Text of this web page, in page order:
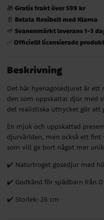
🎁 Gratis frakt över 599 kr
📄 Betala flexibelt med Klarna
🌱 Svanenmärkt leverans 1-3
✅ Officiellt licensierade
Beskrivning
Det här hyenagosedjuret är
den som uppskattar djur med
det realistiska uttrycket gör att
En mjuk och uppskattad
djurvärlden, men också ett
som vill ge bort något mer
✔️ Naturtroget gosedjur med
✔️ Godkänd för spädbarn från
✔️ Storlek: 26 cm